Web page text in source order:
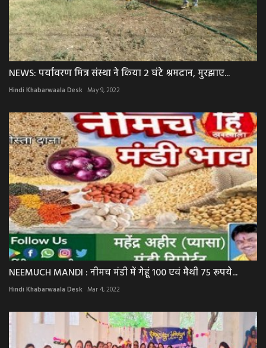
NEWS: पर्यावरण मित्र संस्था ने किया 2 घंटे श्रमदान, मुरझाए...
Hindi Khabarwaala Desk May 9, 2022
NEEMUCH MANDI : नीमच मंडी में गेहूं 100 एवं मैथी 75 रूपये...
Hindi Khabarwaala Desk Mar 4, 2022